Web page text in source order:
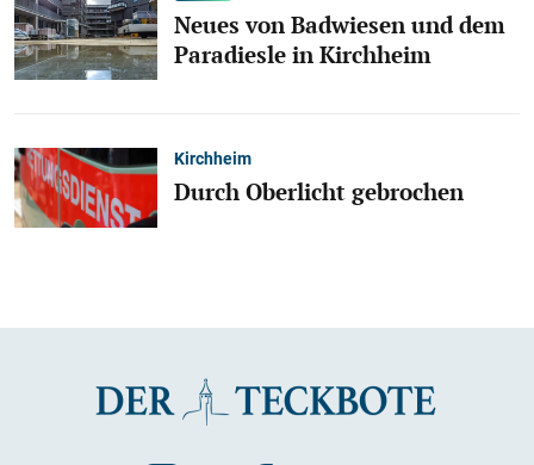
Neues von Badwiesen und dem
Paradiesle in Kirchheim
Kirchheim
Durch Oberlicht gebrochen